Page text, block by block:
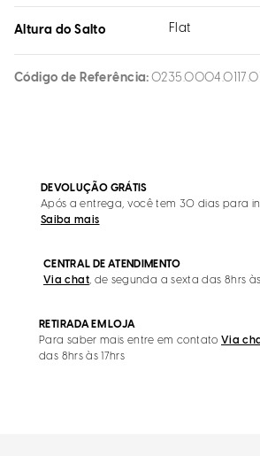
Altura do Salto Flat
Código de Referência
DEVOLUÇÃO GRÁTIS
Após a entrega, você tem 30 dias para
Saiba mais
CENTRAL DE ATENDIMENTO
Via chat, de segunda a sexta das 8hrs
RETIRADA EM LOJA
Para saber mais entre em contato Via
das 8hrs às 17hrs